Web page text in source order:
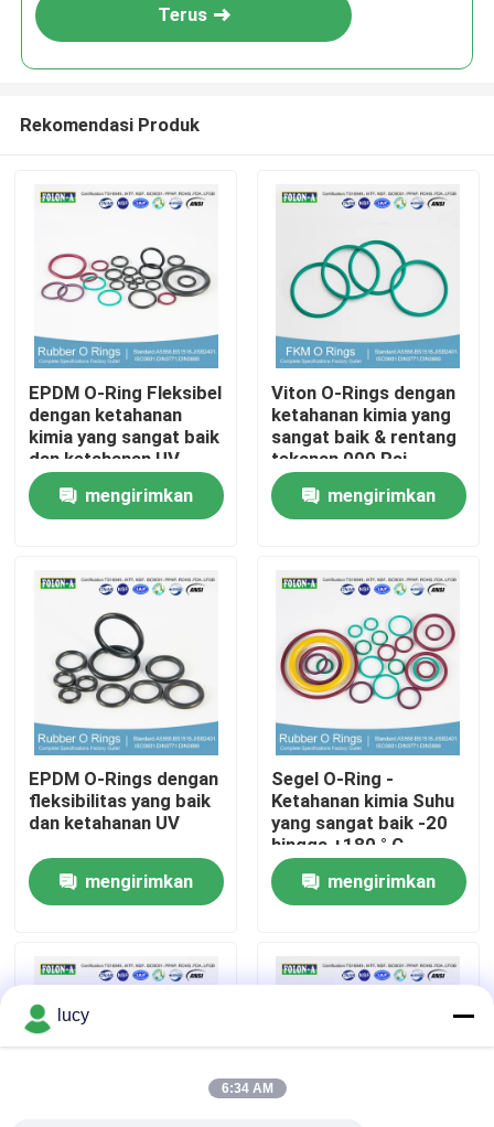
Rumah
Tentang kita
Kontrol kualitas
Hubungi kami
Berita
Semua Kasus
Terus
Rekomendasi Produk
EPDM O-Ring Fleksibel
dengan ketahanan
kimia yang sangat baik
dan ketahanan UV
yang baik
mengirimkan
Viton O-Rings dengan
ketahanan kimia yang
sangat baik & rentang
tekanan 000 Psi
mengirimkan
EPDM O-Rings dengan
fleksibilitas yang baik
dan ketahanan UV
mengirimkan
Segel O-Ring -
Ketahanan kimia Suhu
yang sangat baik -20
hingga +180 ° C
Perpanjangan tinggi
mengirimkan
lucy
6:34 AM